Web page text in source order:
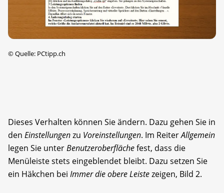
©Quelle: PCtipp.ch
Dieses Verhalten können Sie ändern. Dazu gehen Sie in
den Einstellungenzu Voreinstellungen. Im ReiterAllgemein
legen Sie unterBenutzeroberflächefest, dass die
Menüleiste stets eingeblendet bleibt. Dazu setzen Sie
ein Häkchen bei Immer die obere Leistezeigen, Bild 2.